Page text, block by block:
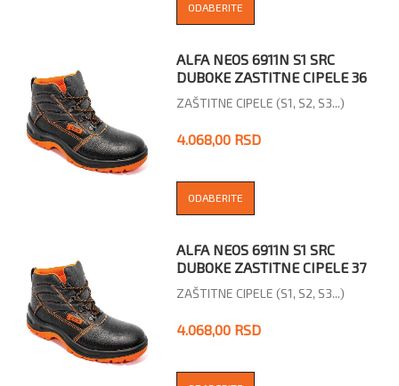
ODABERITE
ALFA NEOS 6911N S1 SRC
DUBOKE ZASTITNE CIPELE 36
ZAŠTITNE CIPELE (S1, S2, S3...)
4.068,00 RSD
ODABERITE
ALFA NEOS 6911N S1 SRC
DUBOKE ZASTITNE CIPELE 37
ZAŠTITNE CIPELE (S1, S2, S3...)
4.068,00 RSD